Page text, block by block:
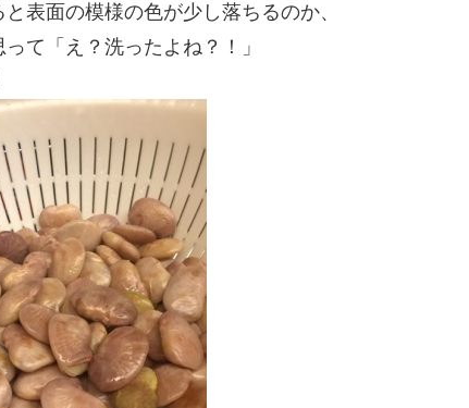
表面の模様の色が少し落ちるのか、
て「え？洗ったよね？！」